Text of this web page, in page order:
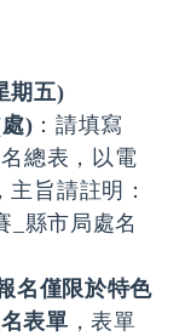
期五)
處) ：請填寫
總表，以電
旨請註明：
_縣市局處名
名僅限於特色
表單 ，表單